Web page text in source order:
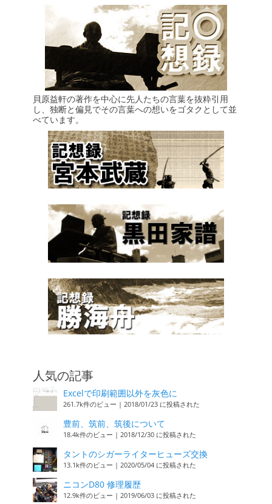
貝原益軒の著作を中心に先人たちの言葉を抜粋引用
し、独断と偏見でその言葉への想いをゴタクとして並
べています。
人気の記事
Excelで印刷範囲以外を灰色に
261.7k件のビュー | 2018/01/23 に投稿された
豊前、筑前、筑後について
18.4k件のビュー | 2018/12/30 に投稿された
タントのシガーライターヒューズ交換
13.1k件のビュー | 2020/05/04 に投稿された
ニコンD80 修理履歴
12.9k件のビュー | 2019/06/03 に投稿された